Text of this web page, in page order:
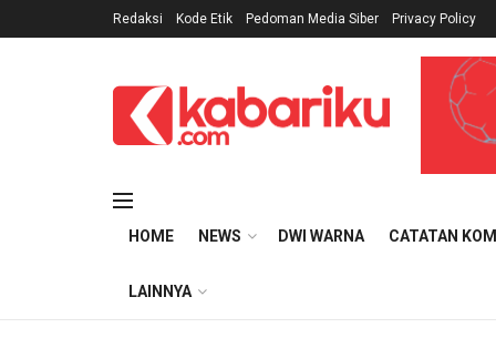
Redaksi Kode Etik Pedoman Media Siber Privacy Policy
HOME NEWS DWI WARNA CATATAN
LAINNYA